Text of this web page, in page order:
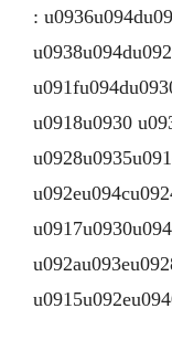
:
u0918u0930